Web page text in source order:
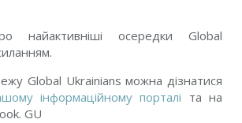
найактивніші осередки Global
.
Global Ukrainians можна дізнатися
інформаційному порталі та на
. GU